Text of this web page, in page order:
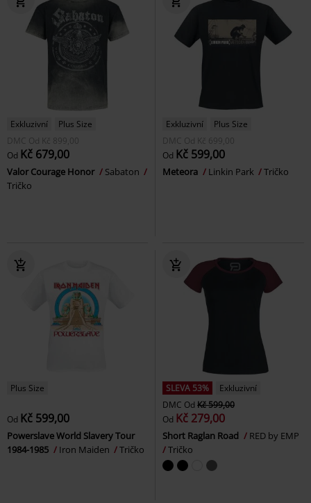
Exkluzivní
Plus Size
DMC Od Kč 899,00
Od Kč 679,00
Valor Courage Honor
Sabaton
Tričko
Exkluzivní
Plus Size
DMC Od Kč 699,00
Od Kč 599,00
Meteora Linkin Park Tričko
Plus Size
Od Kč 599,00
Powerslave World Slavery Tour
1984-1985
Iron Maiden Tričko
SLEVA 53%
Exkluzivní
DMC Od Kč 599,00
Od Kč 279,00
Short Raglan Road
RED by EMP
Tričko